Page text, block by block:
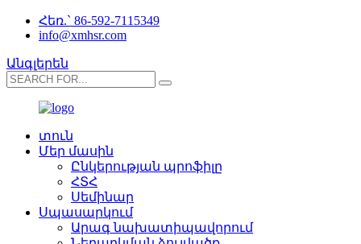
Հեռ.` 86-592-7115349
info@xmhsr.com
Անգլերեն
տուն
Մեր մասին
Ընկերության պրոֆիլը
ՀՏՀ
Սեմինար
Սպասարկում
Արագ նախատիպավորում